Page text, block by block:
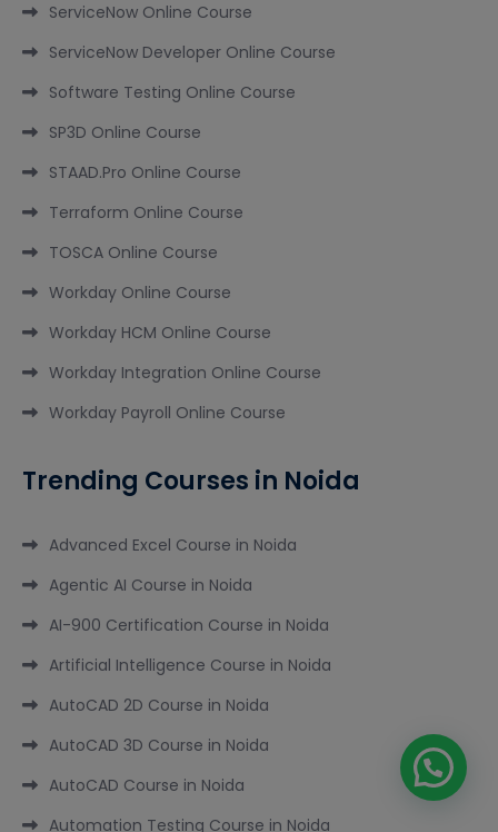
ServiceNow Online Course
ServiceNow Developer Online Course
Software Testing Online Course
SP3D Online Course
STAAD.Pro Online Course
Terraform Online Course
TOSCA Online Course
Workday Online Course
Workday HCM Online Course
Workday Integration Online Course
Workday Payroll Online Course
Trending Courses in Noida
Advanced Excel Course in Noida
Agentic AI Course in Noida
AI-900 Certification Course in Noida
Artificial Intelligence Course in Noida
AutoCAD 2D Course in Noida
AutoCAD 3D Course in Noida
AutoCAD Course in Noida
Automation Testing Course in Noida